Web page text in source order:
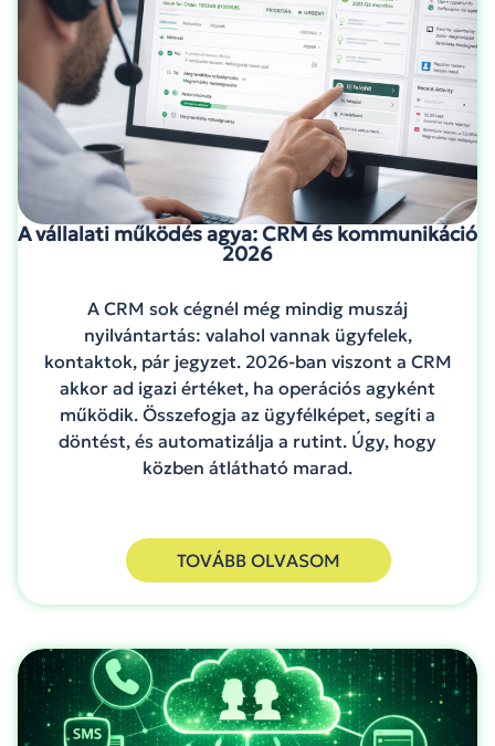
A vállalati működés agya: CRM és kommunikáció
2026
A CRM sok cégnél még mindig muszáj
nyilvántartás: valahol vannak ügyfelek,
kontaktok, pár jegyzet. 2026-ban viszont a CRM
akkor ad igazi értéket, ha operációs agyként
működik. Összefogja az ügyfélképet, segíti a
döntést, és automatizálja a rutint. Úgy, hogy
közben átlátható marad.
TOVÁBB OLVASOM